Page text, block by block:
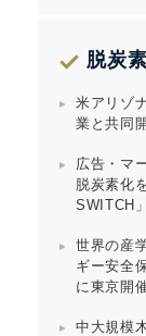
脱炭素
米アリゾ
業と共同
広告・マ
脱炭素化
SWITCH
世界の産
ギー安全
に東京開
中大規模